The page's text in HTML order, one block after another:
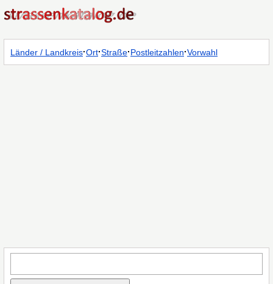
Länder / Landkreis·Ort·Straße·Postleitzahlen·Vorwahl